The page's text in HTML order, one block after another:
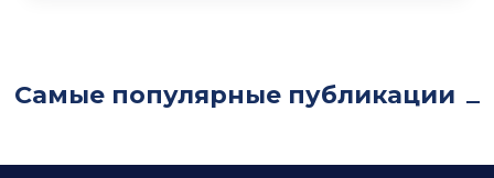
Самые популярные публикации